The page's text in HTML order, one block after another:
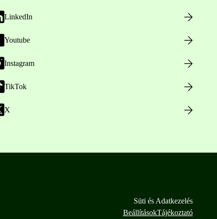
LinkedIn
Youtube
Instagram
TikTok
X
Süti és Adatkezelés
BeállításokTájékoztató